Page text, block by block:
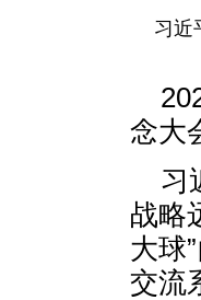
习近
念大
习
战略
大球
交流